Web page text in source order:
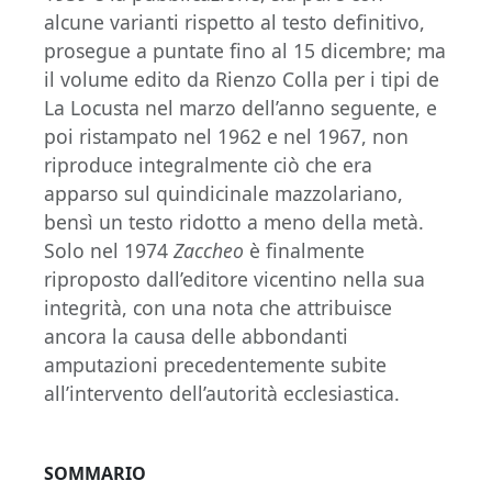
alcune varianti rispetto al testo definitivo,
prosegue a puntate fino al 15 dicembre; ma
il volume edito da Rienzo Colla per i tipi de
La Locusta nel marzo dell’anno seguente, e
poi ristampato nel 1962 e nel 1967, non
riproduce integralmente ciò che era
apparso sul quindicinale mazzolariano,
bensì un testo ridotto a meno della metà.
Solo nel 1974 Zaccheo è finalmente
riproposto dall’editore vicentino nella sua
integrità, con una nota che attribuisce
ancora la causa delle abbondanti
amputazioni precedentemente subite
all’intervento dell’autorità ecclesiastica.
SOMMARIO